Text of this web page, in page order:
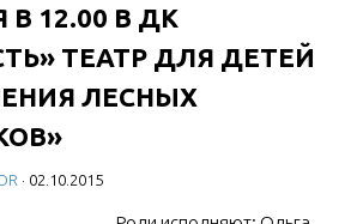
документы
В 12.00 В ДК
ТЕАТР ДЛЯ ДЕТЕЙ
ЛЕСНЫХ
· 02.10.2015